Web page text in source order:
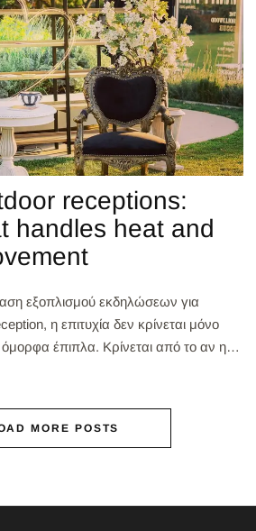
receptions:
handles heat and
εξοπλισμού εκδηλώσεων για
η επιτυχία δεν κρίνεται μόνο
έπιπλα. Κρίνεται από το αν η
σωστά την εμπειρία τ...
MORE POSTS